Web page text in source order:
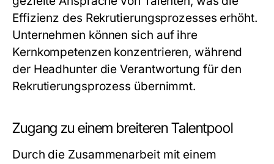
Effizienz des Rekrutierungsprozesses erhöht.
Unternehmen können sich auf ihre
Kernkompetenzen konzentrieren, während
der Headhunter die Verantwortung für den
Rekrutierungsprozess übernimmt.
Zugang zu einem breiteren Talentpool
Durch die Zusammenarbeit mit einem